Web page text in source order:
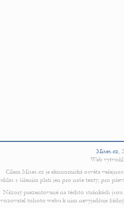
Mises.cz,
Web vytvořil
Cílem Mises.cz je ekonomická osvěta
s šířením platí jen pro naše texty; pro
Názory prezentované na těchto stránkách
tohoto webu k nim nevyjadřuje